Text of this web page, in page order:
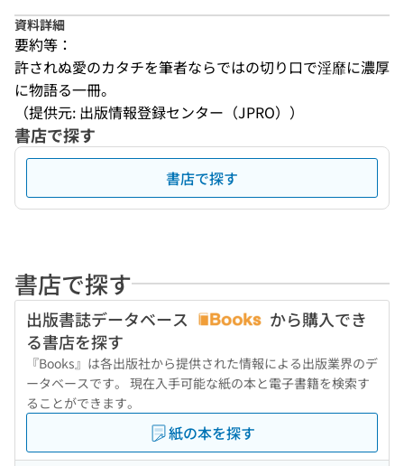
資料詳細
要約等：
許されぬ愛のカタチを筆者ならではの切り口で淫靡に濃厚
に物語る一冊。
（提供元: 出版情報登録センター（JPRO））
書店で探す
書店で探す
書店で探す
出版書誌データベース
から購入でき
る書店を探す
『Books』は各出版社から提供された情報による出版業界のデ
ータベースです。 現在入手可能な紙の本と電子書籍を検索す
ることができます。
紙の本を探す